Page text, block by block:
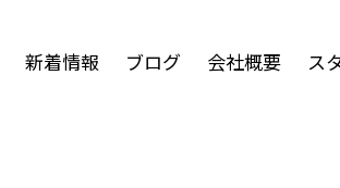
新着情報 ブログ 会社概要 ス